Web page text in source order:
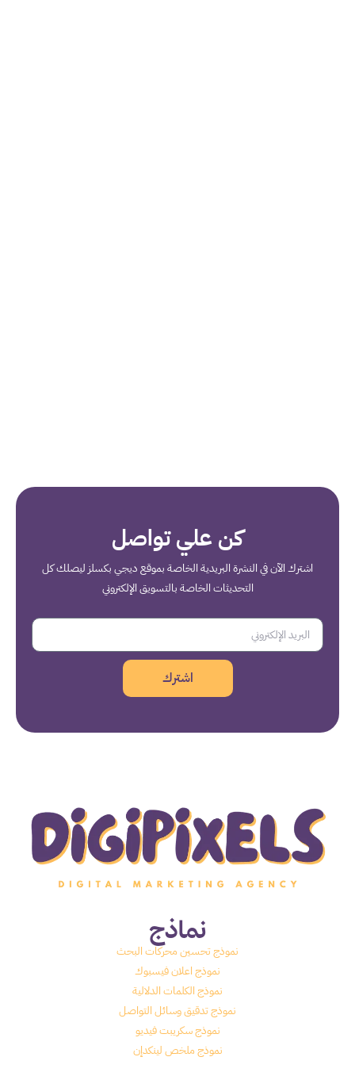
كن علي تواصل
اشترك الآن في النشرة البريدية الخاصة بموقع ديجي بكسلز ليصلك كل
التحديثات الخاصة بالتسويق الإلكتروني
اشترك
نماذج
نموذج تحسين محركات البحث
نموذج اعلان فيسبوك
نموذج الكلمات الدلالية
نموذج تدقيق وسائل التواصل
نموذج سكريبت فيديو
نموذج ملخص لينكدإن